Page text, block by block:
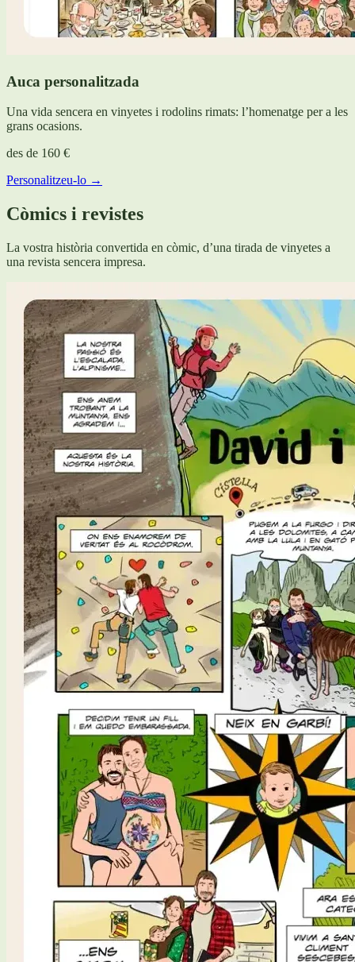
Auca personalitzada
Una vida sencera en vinyetes i rodolins rimats: l’homenatge per a les
grans ocasions.
des de 160 €
Personalitzeu-lo →
Còmics i revistes
La vostra història convertida en còmic, d’una tirada de vinyetes a
una revista sencera impresa.